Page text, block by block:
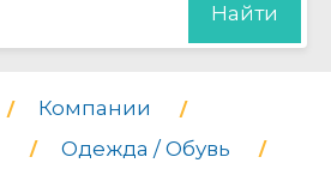
Найти
Компании
Одежда / Обувь